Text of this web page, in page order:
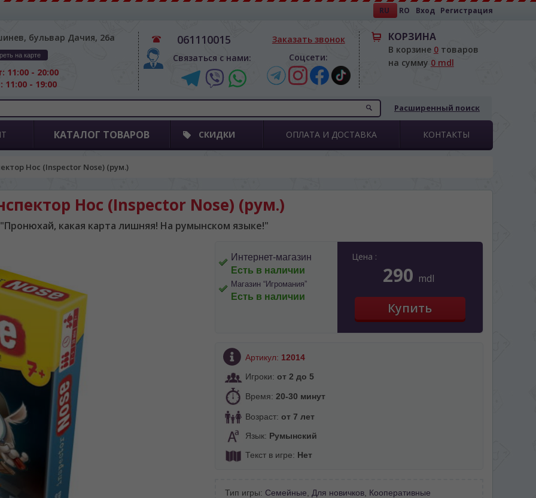
RU RO Вход Регистрация
бульвар Дачия, 26а
на карте
11:00 - 20:00
11:00 - 19:00
061110015
Связаться с нами:
Заказать звонок
Соцсети:
КОРЗИНА
В корзине 0товаров
на сумму 0 mdl
Расширенный поиск
КАТАЛОГ ТОВАРОВ СКИДКИ ОПЛАТА И ДОСТАВКА КОНТАКТЫ
Нос (Inspector Nose) (рум.)
Нос (Inspector Nose) (рум.)
"Пронюхай, какая карта лишняя! На румынском языке!"
Цена :
290 mdl
Интернет-магазин
Есть в наличии
Магазин “Игромания”
Есть в наличии
Артикул: 12014
Игроки: от 2 до 5
Время: 20-30 минут
Возраст: от 7 лет
Язык: Румынский
Текст в игре: Нет
Тип игры: Семейные Для новичков, Кооперативные